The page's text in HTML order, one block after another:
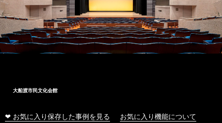
大船渡市民文化会館
❤ お気に入り保存した事例を見る お気に入り機能について